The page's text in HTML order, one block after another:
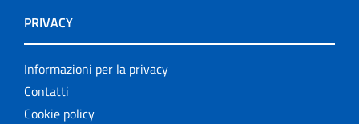
PRIVACY
Informazioni per la privacy
Contatti
Cookie policy